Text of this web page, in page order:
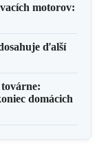
motorov:
ďalší
domácich